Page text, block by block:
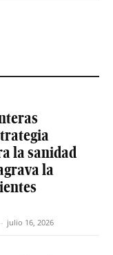
la sanidad
la
- julio 16, 2026